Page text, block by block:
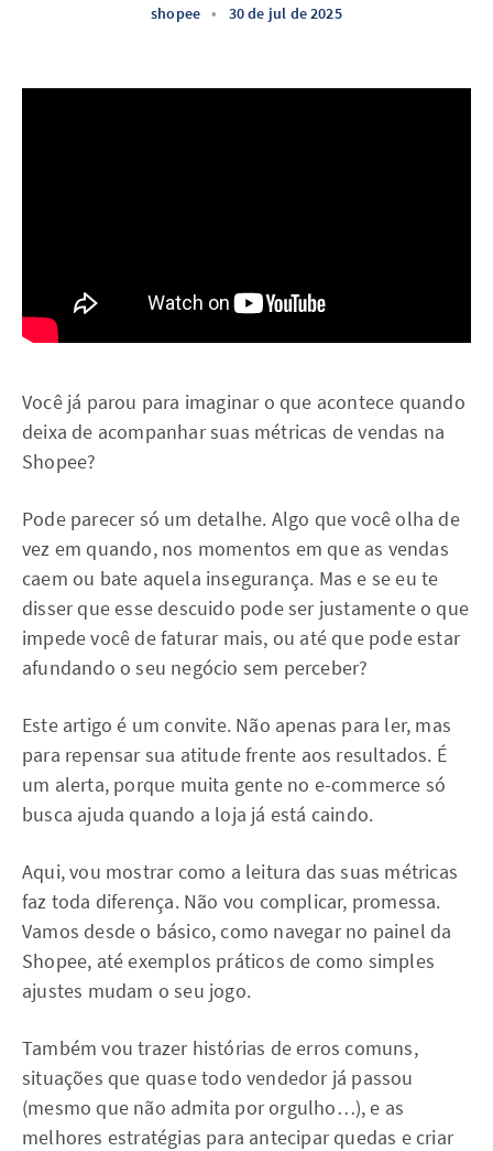
shopee • 30 de jul de 2025
Você já parou para imaginar o que acontece quando
deixa de acompanhar suas métricas de vendas na
Shopee?
Pode parecer só um detalhe. Algo que você olha de
vez em quando, nos momentos em que as vendas
caem ou bate aquela insegurança. Mas e se eu te
disser que esse descuido pode ser justamente o que
impede você de faturar mais, ou até que pode estar
afundando o seu negócio sem perceber?
Este artigo é um convite. Não apenas para ler, mas
para repensar sua atitude frente aos resultados. É
um alerta, porque muita gente no e-commerce só
busca ajuda quando a loja já está caindo.
Aqui, vou mostrar como a leitura das suas métricas
faz toda diferença. Não vou complicar, promessa.
Vamos desde o básico, como navegar no painel da
Shopee, até exemplos práticos de como simples
ajustes mudam o seu jogo.
Também vou trazer histórias de erros comuns,
situações que quase todo vendedor já passou
(mesmo que não admita por orgulho…), e as
melhores estratégias para antecipar quedas e criar